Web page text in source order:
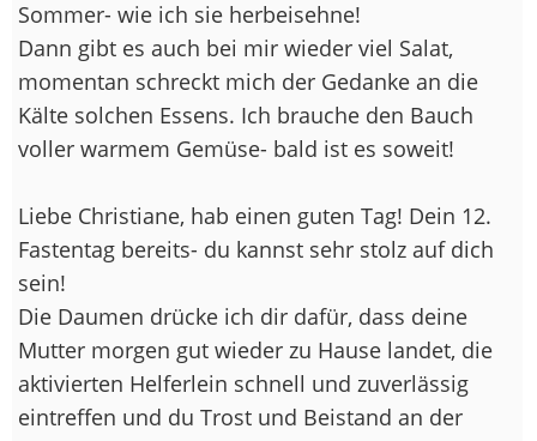
Sommer- wie ich sie herbeisehne!
Dann gibt es auch bei mir wieder viel Salat,
momentan schreckt mich der Gedanke an die
Kälte solchen Essens. Ich brauche den Bauch
voller warmem Gemüse- bald ist es soweit!
Liebe Christiane, hab einen guten Tag! Dein 12.
Fastentag bereits- du kannst sehr stolz auf dich
sein!
Die Daumen drücke ich dir dafür, dass deine
Mutter morgen gut wieder zu Hause landet, die
aktivierten Helferlein schnell und zuverlässig
eintreffen und du Trost und Beistand an der